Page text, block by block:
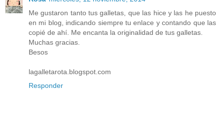
Me gustaron tanto tus galletas, que las hice y las he puesto
en mi blog, indicando siempre tu enlace y contando que las
copié de ahí. Me encanta la originalidad de tus galletas.
Muchas gracias.
Besos
lagalletarota.blogspot.com
Responder